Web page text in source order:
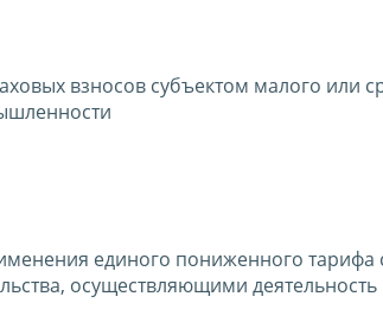
взносов субъектом малого или
единого пониженного тарифа
осуществляющими